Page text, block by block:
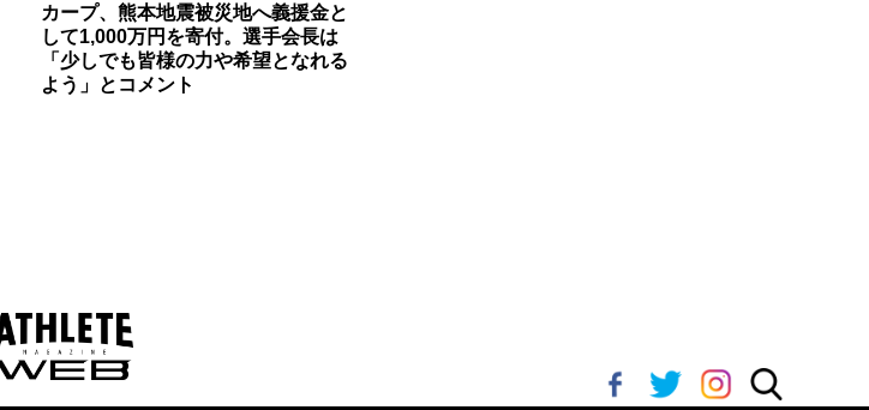
カープ、熊本地震被災地へ義援金と
して1,000万円を寄付。選手会長は
「少しでも皆様の力や希望となれる
よう」とコメント